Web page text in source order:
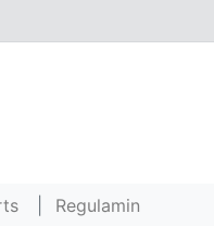
Regulamin